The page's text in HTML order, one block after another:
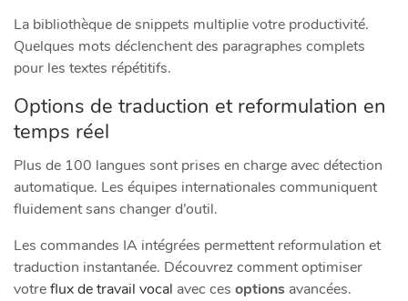
La bibliothèque de snippets multiplie votre productivité.
Quelques mots déclenchent des paragraphes complets
pour les textes répétitifs.
Options de traduction et reformulation en
temps réel
Plus de 100 langues sont prises en charge avec détection
automatique. Les équipes internationales communiquent
fluidement sans changer d’outil.
Les commandes IA intégrées permettent reformulation et
traduction instantanée. Découvrez comment optimiser
votreflux de travail vocal avec ces options avancées.